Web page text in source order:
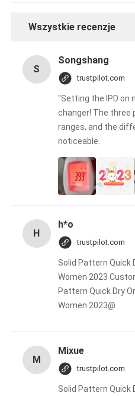
Wszystkie recenzje
S
Songshang
trustpilot.com
"Setting the IPD on
changer! The three
ranges, and the
noticeable.
H
h*o
trustpilot.com
Solid Pattern Quick
Women 2023
Pattern Quick Dry
Women 2023@
M
Mixue
trustpilot.com
Solid Pattern Quick